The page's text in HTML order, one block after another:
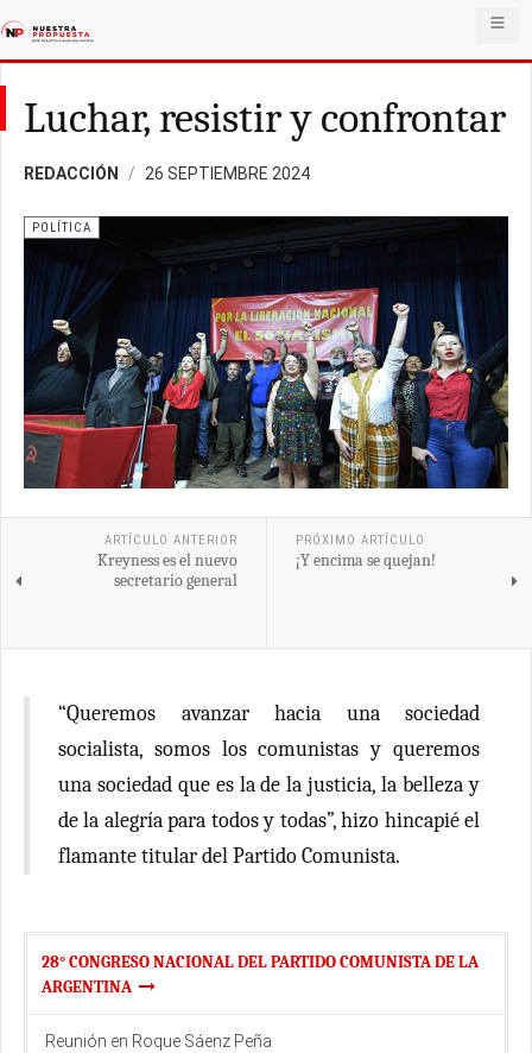
Luchar, resistir y confrontar
REDACCIÓN 26 SEPTIEMBRE 2024
POLÍTICA
ARTÍCULO ANTERIOR
Kreyness es el nuevo
secretario general
PRÓXIMO ARTÍCULO
¡Y encima se quejan!
“Queremos avanzar hacia una sociedad
socialista, somos los comunistas y queremos
una sociedad que es la de la justicia, la belleza y
de la alegría para todos y todas”, hizo hincapié el
flamante titular del Partido Comunista.
28° CONGRESO NACIONAL DEL PARTIDO COMUNISTA DE LA
ARGENTINA
Reunión en Roque Sáenz Peña